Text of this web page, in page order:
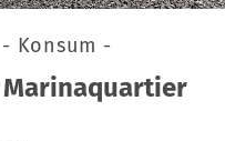
Konsum -